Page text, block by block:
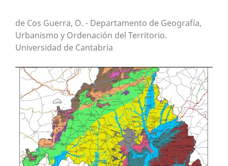
de Cos Guerra, O. - Departamento de Geografía,
Urbanismo y Ordenación del Territorio.
Universidad de Cantabria